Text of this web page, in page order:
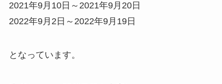
2021年9月10日～2021年9月20日
2022年9月2日～2022年9月19日
となっています。